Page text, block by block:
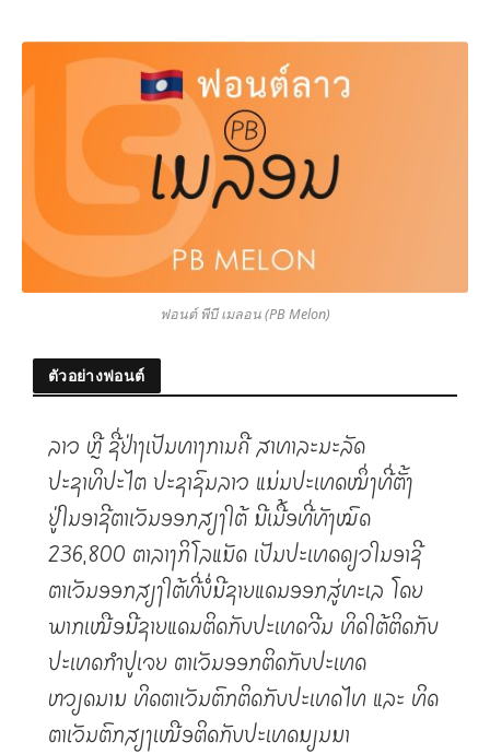
ฟอนต์ พีบี เมลอน (PB Melon)
ตัวอย่างฟอนต์
ລາວ ຫຼື ຊື່ຢ່າງເປັນທາງການຄື ສາທາລະນະລັດ
ປະຊາທິປະໄຕ ປະຊາຊົນລາວ ແມ່ນປະເທດໜຶ່ງທີ່ຕັ້ງ
ຢູ່ໃນອາຊີຕາເວັນອອກສຽງໃຕ້ ມີເນື້ອທີ່ທັງໝົດ
236,800 ຕາລາງກິໂລແມັດ ເປັນປະເທດດຽວໃນອາຊີ
ຕາເວັນອອກສຽງໃຕ້ທີ່ບໍ່ມີຊາຍແດນອອກສູ່ທະເລ ໂດຍ
ພາກເໜືອມີຊາຍແດນຕິດກັບປະເທດຈີນ ທິດໃຕ້ຕິດກັບ
ປະເທດກຳປູເຈຍ ຕາເວັນອອກຕິດກັບປະເທດ
ຫວຽດນາມ ທິດຕາເວັນຕົກຕິດກັບປະເທດໄທ ແລະ ທິດ
ຕາເວັນຕົກສຽງເໜືອຕິດກັບປະເທດມຽນມາ